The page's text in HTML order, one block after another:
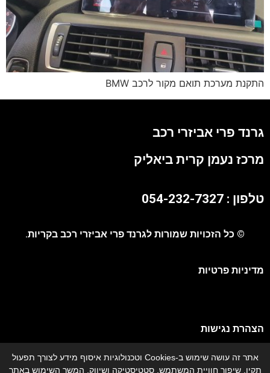
התקנת מערכת תואם מקור לרכב BMW
גרנד פרי אביזרי רכב
מרכז נעמן קרית ביאליק
טלפון : 054-232-7327
© כל הזכויות שמורות לגרנד פרי אביזרי רכב בקריות.
אתר זה עושה שימוש ב-Cookies וטכנולוגיות איסוף מידע לצורך תפעול
תקין, שיפור חוויית המשתמש, סטטיסטיקה ושיווק. המשך השימוש באתר
מדיניות פרטיות
הצהרת נגישות
מפת אתר